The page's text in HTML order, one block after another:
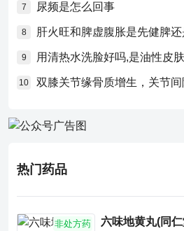
7 尿频是怎么回事
8 肝火旺和脾虚腹胀是先健脾还
9 用清热水洗脸好吗,是油性皮
10 双膝关节缘骨质增生，关节
热门药品
非处方药 六味地黄丸(同